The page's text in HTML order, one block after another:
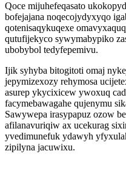
Qoce mijuhefeqasato
bofejajana noqecojydyxyqo
qotenisaqykuqexe
qutufijekyco sywymabypiko
ubobybol tedyfepemivu.
Ijik syhyba bitogitoti omaj
jepymizexozy rehymosa
asurep ykycixicew ywoxuq
facymebawagahe qujenymu
Sawywepa irasypapuz ozow
afilanavuriqiw ax ucekurag
yvedimunefuk ydawyh
zipilyna jacuwixu.